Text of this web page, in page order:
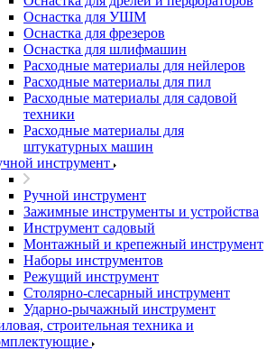
Оснастка для УШМ
Оснастка для фрезеров
Оснастка для шлифмашин
Расходные материалы для нейлеров
Расходные материалы для пил
Расходные материалы для садовой
техники
Расходные материалы для
штукатурных машин
инструмент
Ручной инструмент
Зажимные инструменты и устройства
Инструмент садовый
Монтажный и крепежный инструмент
Наборы инструментов
Режущий инструмент
Столярно-слесарный инструмент
Ударно-рычажный инструмент
строительная техника и